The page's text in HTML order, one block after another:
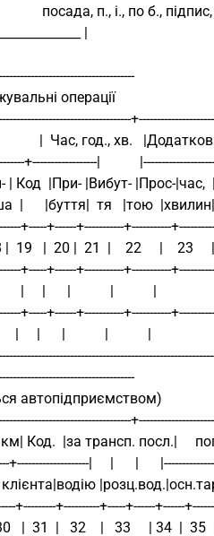
посада, п., і., по б.,
|
операції
|  Час, год., хв.
+------------------|
|При- |Вибут- |Прос-|час,
|буття|  тя   |тою
+-----+------+-----------+-----------
19   |  20 |  21  |    22     |    23     |
+-----+------+-----------+-----------
|     |      |           |           |
+-----+------+-----------+-----------
|     |      |           |           |
автопідприємством)
км| Код.  |за трансп. посл.|
+--------------------|     |      |
клієнта|водію
+---------+----------+-----+------+------
|  31  |   32    |   33     | 34  |  35